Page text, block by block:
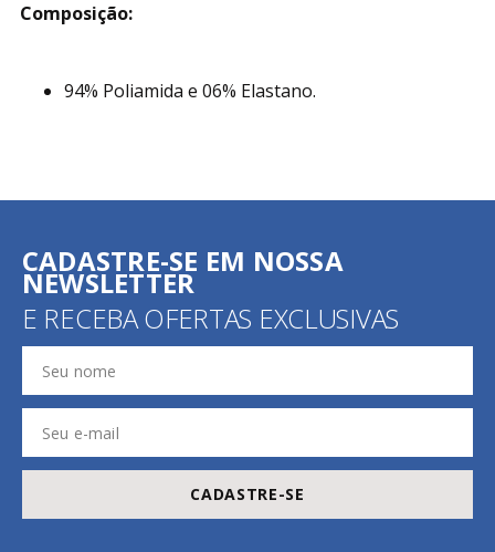
Composição:
94% Poliamida e 06% Elastano.
CADASTRE-SE EM NOSSA
NEWSLETTER
E RECEBA OFERTAS EXCLUSIVAS
CADASTRE-SE